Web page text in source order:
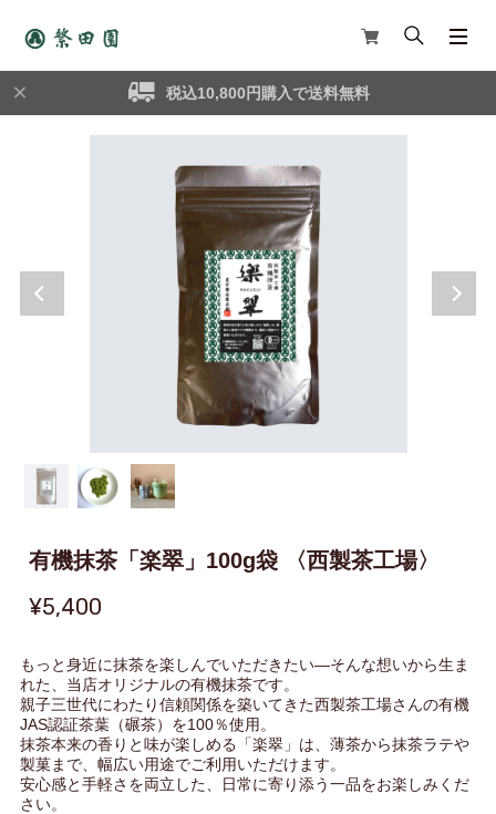
税込10,800円購入で送料無料
有機抹茶「楽翠」100g袋 〈西製茶工場〉
¥5,400
もっと身近に抹茶を楽しんでいただきたい―そんな想いから生ま
れた、当店オリジナルの有機抹茶です。
親子三世代にわたり信頼関係を築いてきた西製茶工場さんの有機
JAS認証茶葉（碾茶）を100％使用。
抹茶本来の香りと味が楽しめる「楽翠」は、薄茶から抹茶ラテや
製菓まで、幅広い用途でご利用いただけます。
安心感と手軽さを両立した、日常に寄り添う一品をお楽しみくだ
さい。